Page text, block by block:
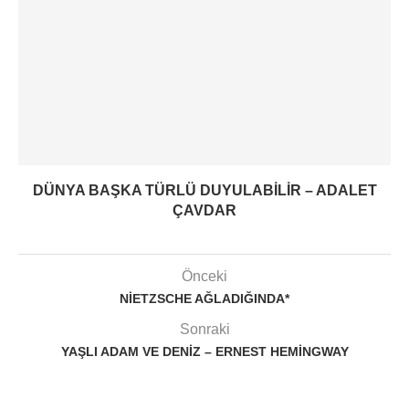
DÜNYA BAŞKA TÜRLÜ DUYULABILIR – ADALET
ÇAVDAR
Önceki
NIETZSCHE AĞLADIĞINDA*
Sonraki
YAŞLI ADAM VE DENIZ – ERNEST HEMINGWAY